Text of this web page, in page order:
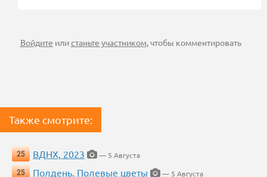
Войдите илистаньте участником , чтобы комментировать
Также смотрите:
25 ВДНХ, 2023
— 5 Августа
25
Полдень. Полевые цветы
— 5 Августа